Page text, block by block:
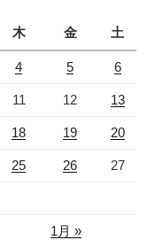
木 金 土
1月 »
4 5 6
11 12 13
18 19 20
25 26 27